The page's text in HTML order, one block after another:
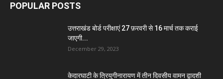
POPULAR POSTS
उत्तराखंड बोर्ड परीक्षाएं 27 फ़रवरी से 16 मार्च तक कराई
जाएगी...
December 29, 2023
केदारघाटी के त्रियुगीनारायण में तीन दिवसीय वामन द्वादशी